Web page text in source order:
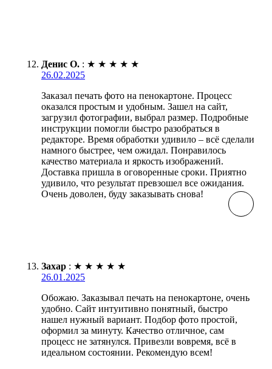
Денис О. : ★ ★ ★ ★ ★
26.02.2025
Заказал печать фото на пенокартоне. Процесс
оказался простым и удобным. Зашел на сайт,
загрузил фотографии, выбрал размер. Подробные
инструкции помогли быстро разобраться в
редакторе. Время обработки удивило – всё сделали
намного быстрее, чем ожидал. Понравилось
качество материала и яркость изображений.
Доставка пришла в оговоренные сроки. Приятно
удивило, что результат превзошел все ожидания.
Очень доволен, буду заказывать снова!
Захар : ★ ★ ★ ★ ★
26.01.2025
Обожаю. Заказывал печать на пенокартоне, очень
удобно. Сайт интуитивно понятный, быстро
нашел нужный вариант. Подбор фото простой,
оформил за минуту. Качество отличное, сам
процесс не затянулся. Привезли вовремя, всё в
идеальном состоянии. Рекомендую всем!